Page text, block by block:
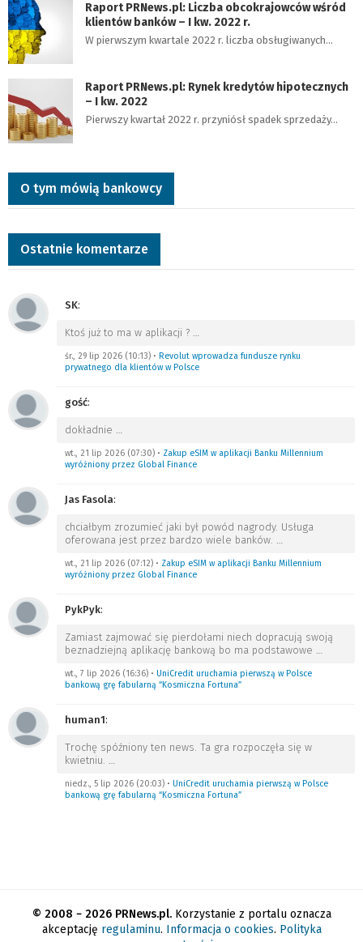
Raport PRNews.pl: Liczba obcokrajowców wśród
klientów banków – I kw. 2022 r.
W pierwszym kwartale 2022 r. liczba obsługiwanych…
Raport PRNews.pl: Rynek kredytów hipotecznych
– I kw. 2022
Pierwszy kwartał 2022 r. przyniósł spadek sprzedaży…
O tym mówią bankowcy
Ostatnie komentarze
SK:
Ktoś już to ma w aplikacji ? …
śr., 29 lip 2026 (10:13) • Revolut wprowadza fundusze rynku
prywatnego dla klientów w Polsce
gość:
dokładnie …
wt., 21 lip 2026 (07:30) • Zakup eSIM w aplikacji Banku Millennium
wyróżniony przez Global Finance
Jas Fasola:
chciałbym zrozumieć jaki był powód nagrody. Usługa
oferowana jest przez bardzo wiele banków. …
wt., 21 lip 2026 (07:12) • Zakup eSIM w aplikacji Banku Millennium
wyróżniony przez Global Finance
PykPyk:
Zamiast zajmować się pierdołami niech dopracują swoją
beznadziejną aplikację bankową bo ma podstawowe …
wt., 7 lip 2026 (16:36) • UniCredit uruchamia pierwszą w Polsce
bankową grę fabularną “Kosmiczna Fortuna”
human1:
Trochę spóźniony ten news. Ta gra rozpoczęła się w
kwietniu. …
niedz., 5 lip 2026 (20:03) • UniCredit uruchamia pierwszą w Polsce
bankową grę fabularną “Kosmiczna Fortuna”
© 2008 − 2026 PRNews.pl.Korzystanie z portalu oznacza
akceptację regulaminu. Informacja o cookies. Polityka